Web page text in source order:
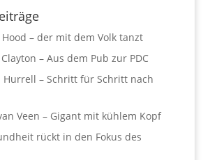
– der mit dem Volk tanzt
– Aus dem Pub zur PDC
Hurrell – Schritt für Schritt nach
Veen – Gigant mit kühlem Kopf
rückt in den Fokus des